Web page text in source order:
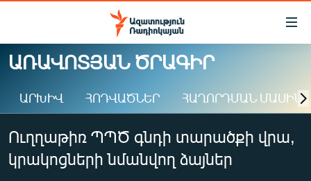
Մատչելիության
Անցնել
հիմնական
Անցնել
հիմնական
մենյուին
Որոնում
ԱԶԱՏՈՒԹՅՈՒՆ TV
ՀԱՅԱՍՏԱՆ
ԸՆՏՐՈՒԹՅՈՒՆՆԵՐ 2026
ԻՐԱՎՈՒՆՔ
ԱՌԱՎՈՏՅԱՆ ԾՐԱԳԻՐ
ԱՐԽԻՎ ՀՈԴՎԱԾՆԵՐ ՀԱՂՈՐԴՄԱՆ ՄԱՍԻՆ
Ուղղաթիռ ՊՊԾ գնդի տարածքի վրա,
կրակոցների նմանվող ձայներ